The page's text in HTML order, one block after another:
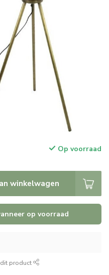
Op voorraad
winkelwagen
op voorraad
product